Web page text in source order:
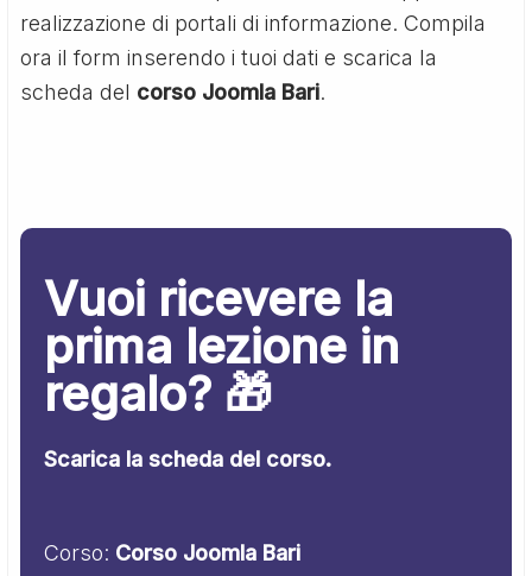
realizzazione di portali di informazione. Compila
ora il form inserendo i tuoi dati e scarica la
scheda del corso Joomla Bari.
Vuoi ricevere la
prima lezione in
regalo? 🎁
Scarica la scheda del corso.
Corso: Corso Joomla Bari